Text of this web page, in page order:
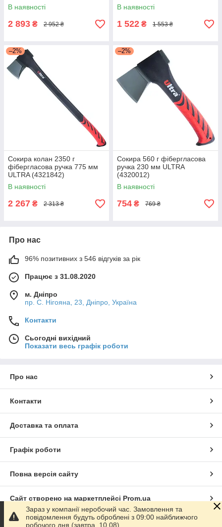
В наявності
2 893 ₴ 2 952 ₴
В наявності
1 522 ₴ 1 553 ₴
–2%
Сокира колан 2350 г
фібергласова ручка 775 мм
ULTRA (4321842)
В наявності
2 267 ₴ 2 313 ₴
–2%
Сокира 560 г фібергласова
ручка 230 мм ULTRA
(4320012)
В наявності
754 ₴ 769 ₴
Про нас
96% позитивних з 546 відгуків за рік
Працює з 31.08.2020
м. Дніпро
пр. С. Нігояна, 23, Дніпро, Україна
Контакти
Сьогодні вихідний
Показати весь графік роботи
Про нас
Контакти
Доставка та оплата
Графік роботи
Повна версія сайту
Сайт створено на маркетплейсі Prom.ua
Політика конфіденційності
Зараз у компанії неробочий час. Замовлення та
повідомлення будуть оброблені з 09:00 найближчого
робочого дня (завтра, 10.08).